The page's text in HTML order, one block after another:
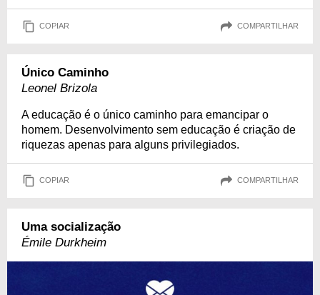
COPIAR COMPARTILHAR
Único Caminho
Leonel Brizola
A educação é o único caminho para emancipar o
homem. Desenvolvimento sem educação é criação de
riquezas apenas para alguns privilegiados.
COPIAR COMPARTILHAR
Uma socialização
Émile Durkheim